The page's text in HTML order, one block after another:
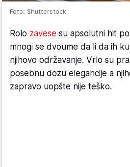
Foto: Shutterstock
Rolo zavese su apsolutni hit
mnogi se dvoume da li da ih
njihovo održavanje. Vrlo su
posebnu dozu elegancije a
zapravo uopšte nije teško.